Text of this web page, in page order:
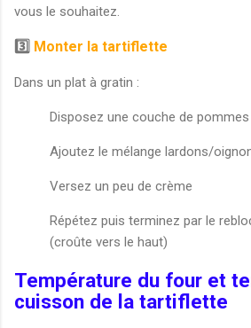
vous le souhaitez.
3️⃣ Monter la tartiflette
Dans un plat à gratin :
Disposez une couche de
Ajoutez le mélange lardons/
Versez un peu de crème
Répétez puis terminez par le
(croûte vers le haut)
Température du four et
cuisson de la tartiflette